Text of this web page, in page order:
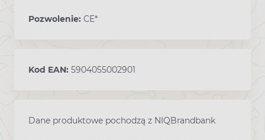
Pozwolenie: CE*
Kod EAN: 5904055002901
Dane produktowe pochodzą z NIQBrandbank